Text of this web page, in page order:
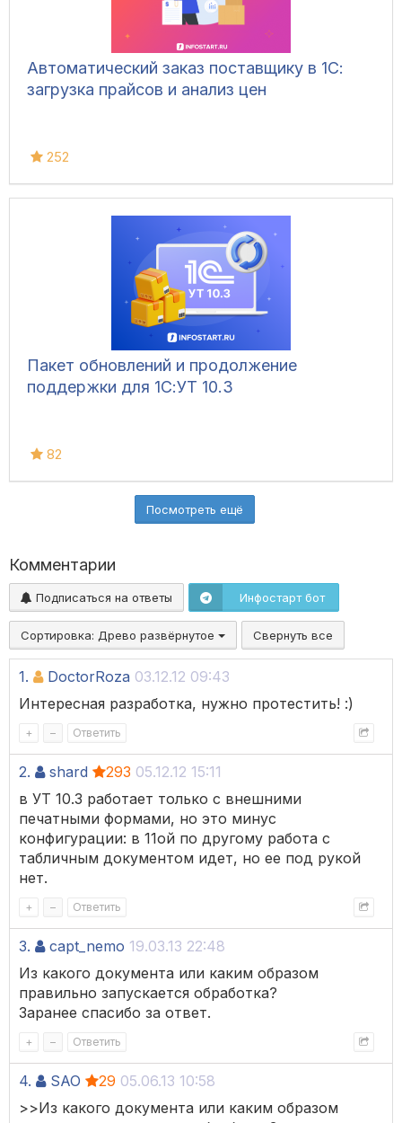
Автоматический заказ поставщику в 1С:
загрузка прайсов и анализ цен
252
Пакет обновлений и продолжение
поддержки для 1С:УТ 10.3
82
Посмотреть ещё
Комментарии
Подписаться на ответы Инфостарт бот
Сортировка: Древо развёрнутое Свернуть все
1. DoctorRoza 03.12.12 09:43
Интересная разработка, нужно протестить! :)
+ – Ответить
2. shard 293 05.12.12 15:11
в УТ 10.3 работает только с внешними
печатными формами, но это минус
конфигурации: в 11ой по другому работа с
табличным документом идет, но ее под рукой
нет.
+ – Ответить
3. capt_nemo 19.03.13 22:48
Из какого документа или каким образом
правильно запускается обработка?
Заранее спасибо за ответ.
+ – Ответить
4. SAO 29 05.06.13 10:58
>>Из какого документа или каким образом